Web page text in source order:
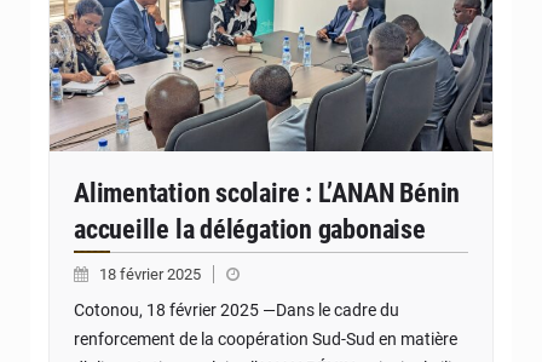
Alimentation scolaire : L’ANAN Bénin
accueille la délégation gabonaise
18 février 2025
Cotonou, 18 février 2025 —Dans le cadre du
renforcement de la coopération Sud-Sud en matière